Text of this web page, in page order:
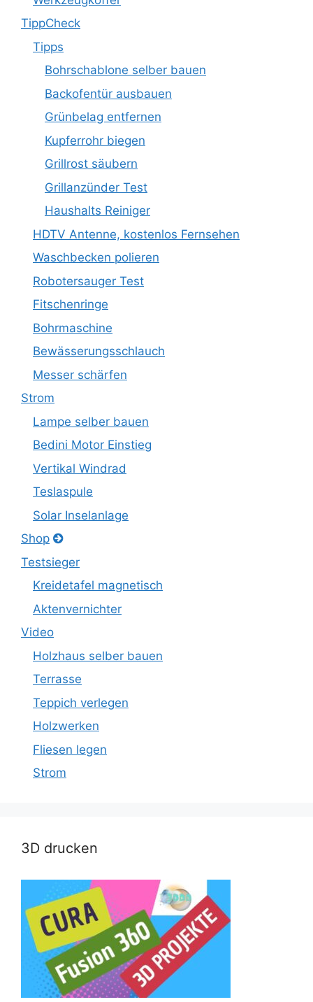
TippCheck
Tipps
Bohrschablone selber bauen
Backofentür ausbauen
Grünbelag entfernen
Kupferrohr biegen
Grillrost säubern
Grillanzünder Test
Haushalts Reiniger
HDTV Antenne, kostenlos Fernsehen
Waschbecken polieren
Robotersauger Test
Fitschenringe
Bohrmaschine
Bewässerungsschlauch
Messer schärfen
Strom
Lampe selber bauen
Bedini Motor Einstieg
Vertikal Windrad
Teslaspule
Solar Inselanlage
Shop
Testsieger
Kreidetafel magnetisch
Aktenvernichter
Video
Holzhaus selber bauen
Terrasse
Teppich verlegen
Holzwerken
Fliesen legen
Strom
3D drucken